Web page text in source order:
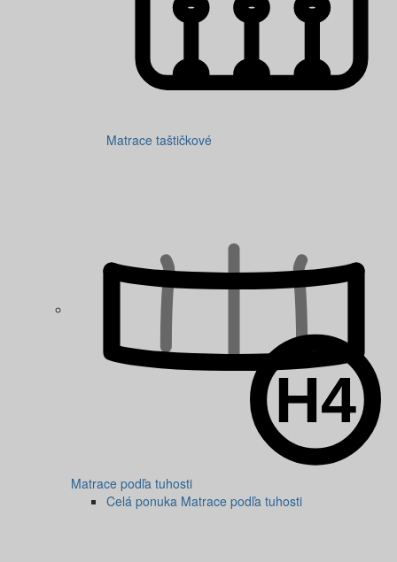
Matrace taštičkové
Matrace podľa tuhosti
Celá ponuka Matrace podľa tuhosti